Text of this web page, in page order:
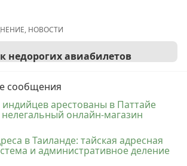
, НОВОСТИ
недорогих авиабилетов
сообщения
индийцев арестованы в Паттайе
нелегальный онлайн-магазин
в Таиланде: тайская адресная
и административное деление